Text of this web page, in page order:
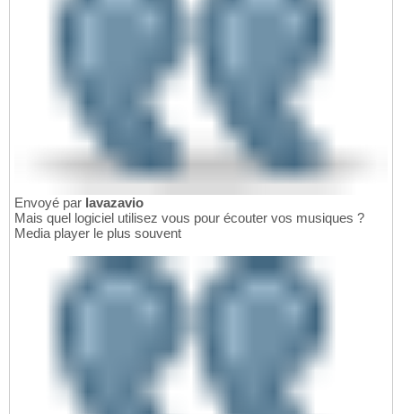
Envoyé par lavazavio
Mais quel logiciel utilisez vous pour écouter vos musiques ?
Media player le plus souvent